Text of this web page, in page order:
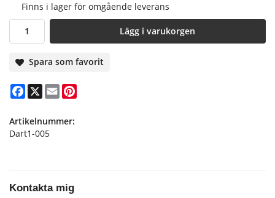
Finns i lager för omgående leverans
Lägg i varukorgen
Spara som favorit
Facebook
X Email
Artikelnummer:
Dart1-005
Kontakta mig